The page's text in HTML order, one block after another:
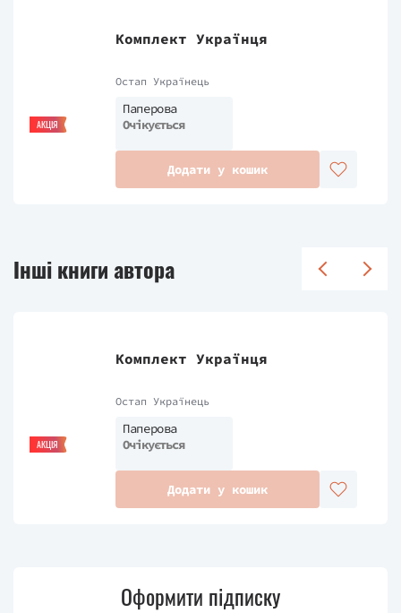
АКЦІЯ
Комплект Українця
Остап Українець
Паперова
Очікується
Додати у кошик
Інші книги автора
АКЦІЯ
Комплект Українця
Остап Українець
Паперова
Очікується
Додати у кошик
Оформити підписку